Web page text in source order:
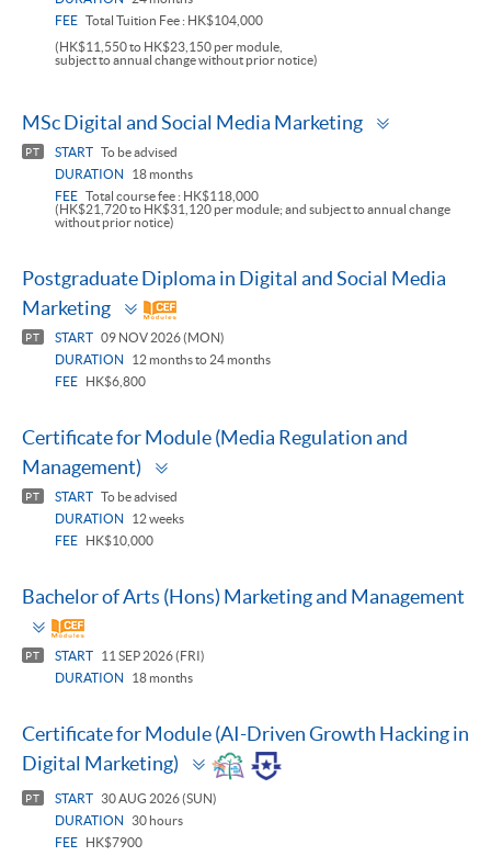
FEE Total Tuition Fee : HK$104,000
(HK$11,550 to HK$23,150 per module,
subject to annual change without prior notice)
MSc Digital and Social Media Marketing
PT START To be advised
DURATION
18 months
FEE Total course fee : HK$118,000
(HK$21,720 to HK$31,120 per module; and subject to annual change
without prior notice)
Postgraduate Diploma in Digital and Social Media
Marketing
Toggle
panel
PT START 09 NOV 2026 (MON)
DURATION
12 months to 24 months
FEE
HK$6,800
Certificate for Module (Media Regulation and
Management)
PT START To be advised
DURATION
12 weeks
FEE
HK$10,000
Bachelor of Arts (Hons) Marketing and Management
Toggle
panel
PT START
11 SEP 2026 (FRI)
DURATION
18 months
Certificate for Module (AI-Driven Growth Hacking in
Digital Marketing)
Toggle
panel
PT START
30 AUG 2026 (SUN)
DURATION
30 hours
FEE
HK$7900